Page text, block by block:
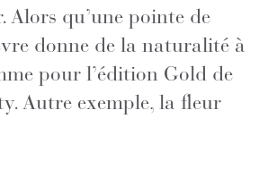
Alors qu’une pointe de
donne de la naturalité à
pour l’édition Gold de
Autre exemple, la fleur